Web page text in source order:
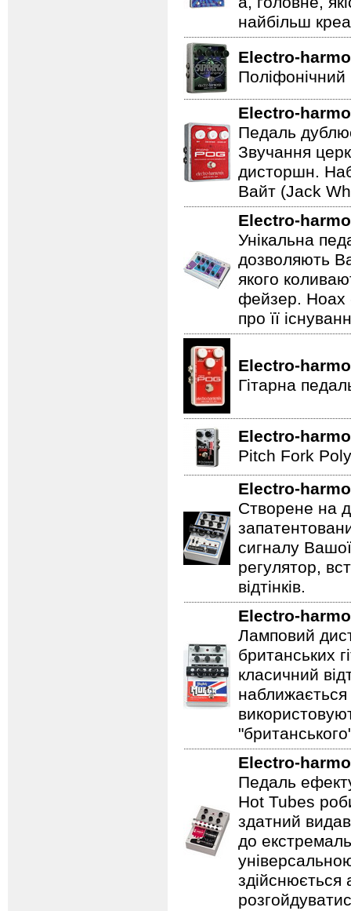
найбільш
Electro-
Поліфонічний
Electro-
Педаль
Звучання
дисторшн.
Вайт (Jack
Electro-
Унікальна
дозволяють
якого
фейзер. Hoax
про її
Electro-
Гітарна
Electro-
Pitch Fork
Electro-
Створене на
сигналу
регулятор,
відтінків.
Electro-
Ламповий
британських
класичний
Electro-
Педаль
Hot Tubes
здатний
до